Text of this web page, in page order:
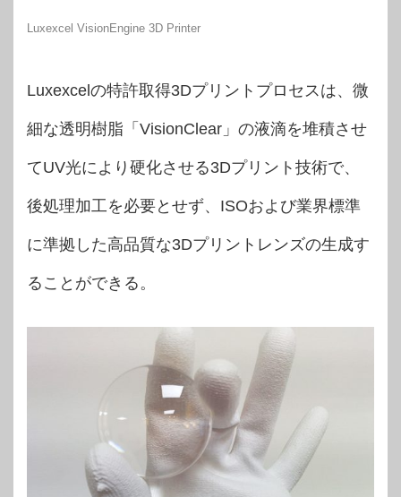
Luxexcel VisionEngine 3D Printer
Luxexcelの特許取得3Dプリントプロセスは、微
細な透明樹脂「VisionClear」の液滴を堆積させ
てUV光により硬化させる3Dプリント技術で、
後処理加工を必要とせず、ISOおよび業界標準
に準拠した高品質な3Dプリントレンズの生成す
ることができる。